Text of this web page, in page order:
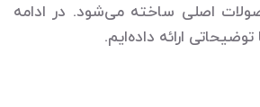
اصلی ساخته می‌شود. در ادامه
توضیحاتی ارائه داده‌ایم.